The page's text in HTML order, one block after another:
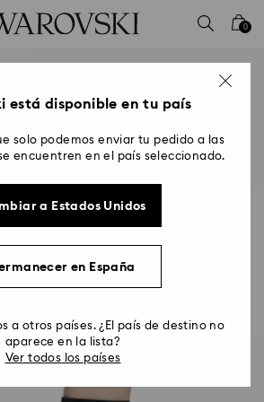
0
está disponible en tu país
solo podemos enviar tu pedido a las
encuentren en el país seleccionado.
a Estados Unidos
en España
a otros países. ¿El país de destino no
aparece en la lista?
Ver todos los países